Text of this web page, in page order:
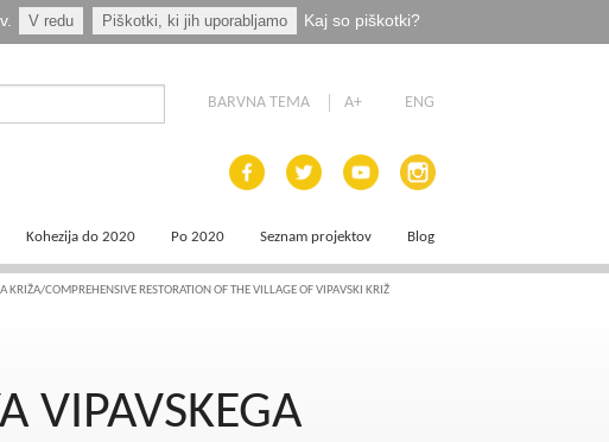
V redu Piškotki, ki jih uporabljamo Kaj so piškotki?
BARVNA TEMA A+ ENG
Kohezija do 2020
Ključni dokumenti
Zakonodaja
Po 2020
Priprava programskih dokumentov
Seznam projektov Blog
KRIŽA/COMPREHENSIVE RESTORATION OF THE VILLAGE OF VIPAVSKI KRIŽ
VIPAVSKEGA